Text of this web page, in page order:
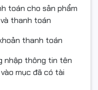
theo chiều
ép bị nứt, tróc, cháy
toán cho sản phẩm
thanh toán
thanh toán
nhập thông tin tên
mục đã có tài